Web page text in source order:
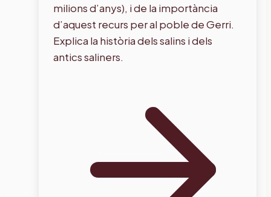
milions d’anys), i de la importància
d’aquest recurs per al poble de Gerri.
Explica la història dels salins i dels
antics saliners.